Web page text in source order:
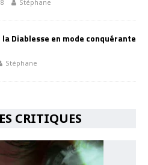
Stéphane
la Diablesse en mode conquérante
Stéphane
CRITIQUES